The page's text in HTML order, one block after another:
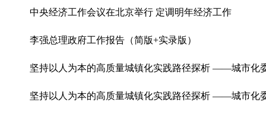
中央经济工作会议在北京举行 定调明年经济工作
李强总理政府工作报告（简版+实录版）
坚持以人为本的高质量城镇化实践路径探析 ——城市化
坚持以人为本的高质量城镇化实践路径探析 ——城市化